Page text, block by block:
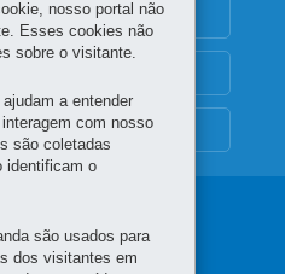
nosso portal não
Esses cookies não
sobre o visitante.
a entender
com nosso
são coletadas
identificam o
são usados para
dos visitantes em